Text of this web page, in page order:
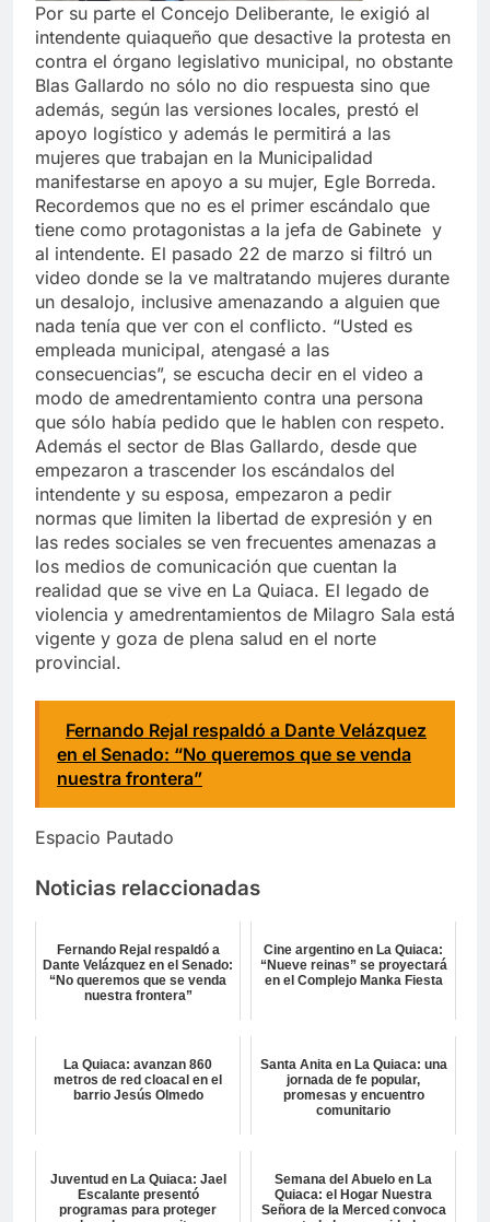
Por su parte el Concejo Deliberante, le exigió al
intendente quiaqueño que desactive la protesta en
contra el órgano legislativo municipal, no obstante
Blas Gallardo no sólo no dio respuesta sino que
además, según las versiones locales, prestó el
apoyo logístico y además le permitirá a las
mujeres que trabajan en la Municipalidad
manifestarse en apoyo a su mujer, Egle Borreda.
Recordemos que no es el primer escándalo que
tiene como protagonistas a la jefa de Gabinete y
al intendente. El pasado 22 de marzo si filtró un
video donde se la ve maltratando mujeres durante
un desalojo, inclusive amenazando a alguien que
nada tenía que ver con el conflicto. “Usted es
empleada municipal, atengasé a las
consecuencias”, se escucha decir en el video a
modo de amedrentamiento contra una persona
que sólo había pedido que le hablen con respeto.
Además el sector de Blas Gallardo, desde que
empezaron a trascender los escándalos del
intendente y su esposa, empezaron a pedir
normas que limiten la libertad de expresión y en
las redes sociales se ven frecuentes amenazas a
los medios de comunicación que cuentan la
realidad que se vive en La Quiaca. El legado de
violencia y amedrentamientos de Milagro Sala está
vigente y goza de plena salud en el norte
provincial.
Fernando Rejal respaldó a Dante Velázquez
en el Senado: “No queremos que se venda
nuestra frontera”
Espacio Pautado
Noticias relaccionadas
Fernando Rejal respaldó a
Dante Velázquez en el Senado:
“No queremos que se venda
nuestra frontera”
Cine argentino en La Quiaca:
“Nueve reinas” se proyectará
en el Complejo Manka Fiesta
La Quiaca: avanzan 860
metros de red cloacal en el
barrio Jesús Olmedo
Santa Anita en La Quiaca: una
jornada de fe popular,
promesas y encuentro
comunitario
Juventud en La Quiaca: Jael
Escalante presentó
programas para proteger
Semana del Abuelo en La
Quiaca: el Hogar Nuestra
Señora de la Merced convoca